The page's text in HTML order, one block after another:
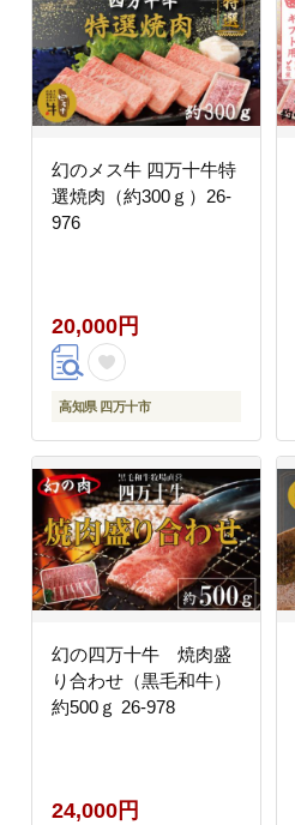
幻のメス牛 四万十牛特
選焼肉（約300ｇ）26-
976
20,000円
高知県 四万十市
幻の四万十牛 焼肉盛
り合わせ（黒毛和牛）
約500ｇ 26-978
24,000円